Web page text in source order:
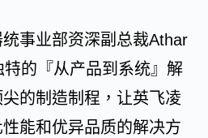
事业部资深副总裁Athar
的『从产品到系统』解
的制造制程，让英飞凌
能和优异品质的解决方